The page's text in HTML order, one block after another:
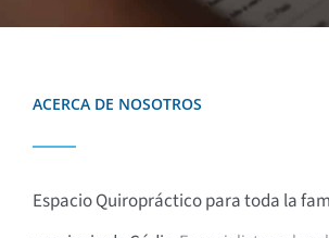
ACERCA DE NOSOTROS
Espacio Quiropráctico para toda la